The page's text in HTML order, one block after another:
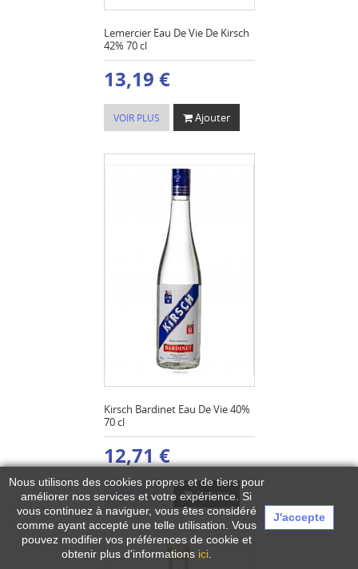
Lemercier Eau De Vie De Kirsch
42% 70 cl
13,19 €
VOIR PLUS Ajouter
Kirsch Bardinet Eau De Vie 40%
70 cl
12,71 €
VOIR PLUS Ajouter
Nous utilisons des cookies propres et de tiers pour
améliorer nos services et votre expérience. Si
vous continuez à naviguer, vous êtes considéré
comme ayant accepté une telle utilisation. Vous
pouvez modifier vos préférences de cookie et
obtenir plus d'informations ici.
J'accepte